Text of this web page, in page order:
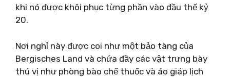
khi nó được khôi phục từng phần vào đầu thế kỷ
20.
Nơi nghỉ này được coi như một bảo tàng của
Bergisches Land và chứa đầy các vật trưng bày
thú vị như phòng bào chế thuốc và áo giáp lịch